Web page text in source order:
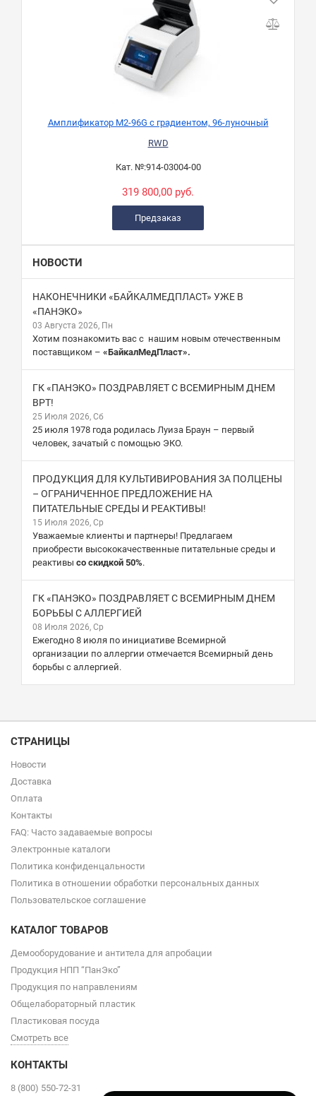
Амплификатор M2-96G с градиентом, 96-луночный
RWD
Кат. №:914-03004-00
319 800,00 руб.
Предзаказ
НОВОСТИ
НАКОНЕЧНИКИ «БАЙКАЛМЕДПЛАСТ» УЖЕ В
«ПАНЭКО»
03 Августа 2026, Пн
Хотим познакомить вас с нашим новым отечественным
поставщиком – «БайкалМедПласт».
ГК «ПАНЭКО» ПОЗДРАВЛЯЕТ С ВСЕМИРНЫМ ДНЕМ
ВРТ!
25 Июля 2026, Сб
25 июля 1978 года родилась Луиза Браун – первый
человек, зачатый с помощью ЭКО.
ПРОДУКЦИЯ ДЛЯ КУЛЬТИВИРОВАНИЯ ЗА ПОЛЦЕНЫ
– ОГРАНИЧЕННОЕ ПРЕДЛОЖЕНИЕ НА
ПИТАТЕЛЬНЫЕ СРЕДЫ И РЕАКТИВЫ!
15 Июля 2026, Ср
Уважаемые клиенты и партнеры! Предлагаем
приобрести высококачественные питательные среды и
реактивы со скидкой 50%.
ГК «ПАНЭКО» ПОЗДРАВЛЯЕТ С ВСЕМИРНЫМ ДНЕМ
БОРЬБЫ С АЛЛЕРГИЕЙ
08 Июля 2026, Ср
Ежегодно 8 июля по инициативе Всемирной
организации по аллергии отмечается Всемирный день
борьбы с аллергией.
СТРАНИЦЫ
Новости
Доставка
Оплата
Контакты
FAQ: Часто задаваемые вопросы
Электронные каталоги
Политика конфиденцальности
Политика в отношении обработки персональных данных
Пользовательское соглашение
КАТАЛОГ ТОВАРОВ
Демооборудование и антитела для апробации
Продукция НПП “ПанЭко”
Продукция по направлениям
Общелабораторный пластик
Пластиковая посуда
Смотреть все
КОНТАКТЫ
8 (800) 550-72-31